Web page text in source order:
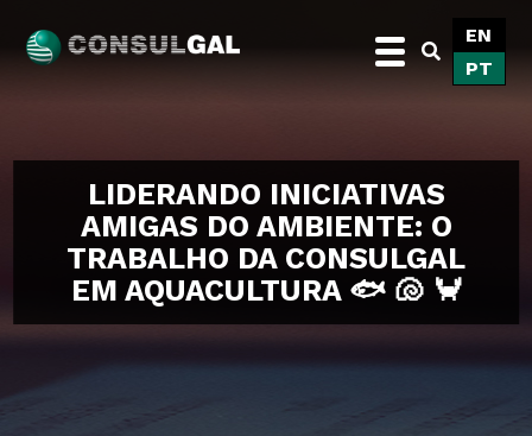
content
EN
PT
LIDERANDO INICIATIVAS
AMIGAS DO AMBIENTE: O
TRABALHO DA CONSULGAL
EM AQUACULTURA 🐟 🐚 🦀